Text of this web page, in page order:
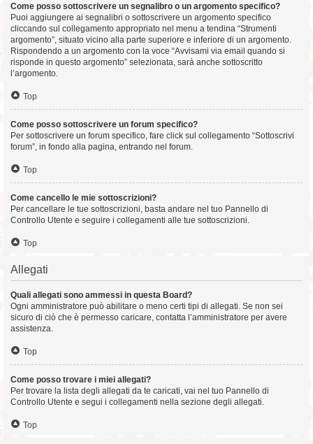
Come posso sottoscrivere un segnalibro o un argomento specifico?
Puoi aggiungere ai segnalibri o sottoscrivere un argomento specifico
cliccando sul collegamento appropriato nel menu a tendina “Strumenti
argomento”, situato vicino alla parte superiore e inferiore di un argomento.
Rispondendo a un argomento con la voce “Avvisami via email quando si
risponde in questo argomento” selezionata, sarà anche sottoscritto
l’argomento.
Top
Come posso sottoscrivere un forum specifico?
Per sottoscrivere un forum specifico, fare click sul collegamento “Sottoscrivi
forum”, in fondo alla pagina, entrando nel forum.
Top
Come cancello le mie sottoscrizioni?
Per cancellare le tue sottoscrizioni, basta andare nel tuo Pannello di
Controllo Utente e seguire i collegamenti alle tue sottoscrizioni.
Top
Allegati
Quali allegati sono ammessi in questa Board?
Ogni amministratore può abilitare o meno certi tipi di allegati. Se non sei
sicuro di ciò che è permesso caricare, contatta l’amministratore per avere
assistenza.
Top
Come posso trovare i miei allegati?
Per trovare la lista degli allegati da te caricati, vai nel tuo Pannello di
Controllo Utente e segui i collegamenti nella sezione degli allegati.
Top